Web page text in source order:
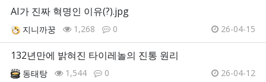
AI가 진짜 혁명인 이유(?).jpg
지니까꿍 1,268 0 26-04-15
132년만에 밝혀진 타이레놀의 진통 원리
동태탕 1,544 0 26-04-12